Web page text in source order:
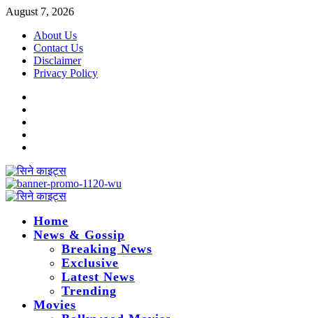
Skip
content
August 7, 2026
About Us
Contact Us
Disclaimer
Privacy Policy
Primary
Home
News & Gossip
Breaking News
Exclusive
Latest News
Trending
Movies